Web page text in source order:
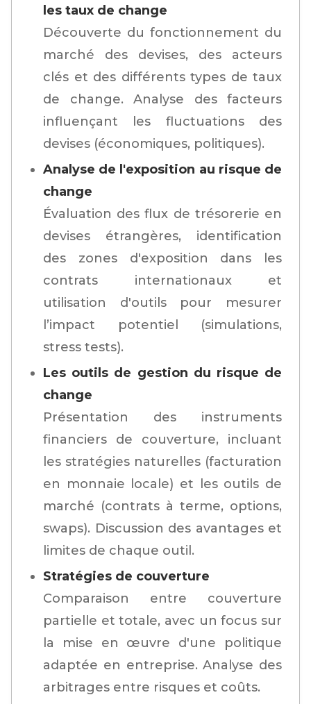
les taux de change
Découverte du fonctionnement du
marché des devises, des acteurs
clés et des différents types de taux
de change. Analyse des facteurs
influençant les fluctuations des
devises (économiques, politiques).
Analyse de l'exposition au risque de
change
Évaluation des flux de trésorerie en
devises étrangères, identification
des zones d'exposition dans les
contrats internationaux et
utilisation d'outils pour mesurer
l’impact potentiel (simulations,
stress tests).
Les outils de gestion du risque de
change
Présentation des instruments
financiers de couverture, incluant
les stratégies naturelles (facturation
en monnaie locale) et les outils de
marché (contrats à terme, options,
swaps). Discussion des avantages et
limites de chaque outil.
Stratégies de couverture
Comparaison entre couverture
partielle et totale, avec un focus sur
la mise en œuvre d'une politique
adaptée en entreprise. Analyse des
arbitrages entre risques et coûts.